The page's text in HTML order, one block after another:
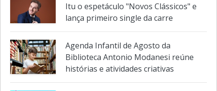
Itu o espetáculo "Novos Clássicos" e
lança primeiro single da carre
Agenda Infantil de Agosto da
Biblioteca Antonio Modanesi reúne
histórias e atividades criativas